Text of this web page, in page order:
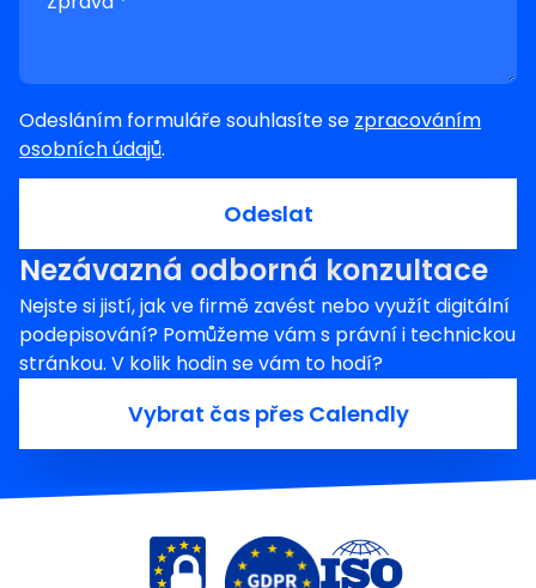
Odesláním formuláře souhlasíte se zpracováním
osobních údajů.
Odeslat
Nezávazná odborná konzultace
Nejste si jistí, jak ve firmě zavést nebo využít digitální
podepisování? Pomůžeme vám s právní i technickou
stránkou. V kolik hodin se vám to hodí?
Vybrat čas přes Calendly